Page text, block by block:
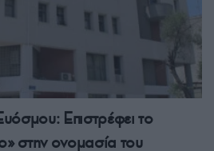
Επιστρέφει το
στην ονομασία του